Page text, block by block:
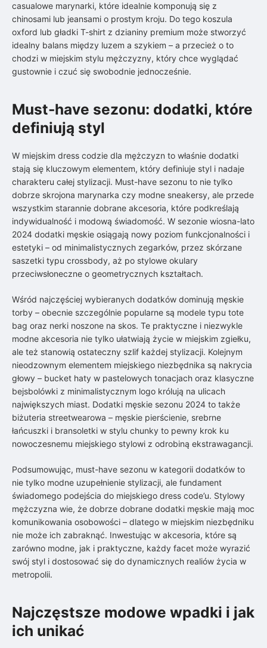
casualowe marynarki, które idealnie komponują się z
chinosami lub jeansami o prostym kroju. Do tego koszula
oxford lub gładki T-shirt z dzianiny premium może stworzyć
idealny balans między luzem a szykiem – a przecież o to
chodzi w miejskim stylu mężczyzny, który chce wyglądać
gustownie i czuć się swobodnie jednocześnie.
Must-have sezonu: dodatki, które
definiują styl
W miejskim dress codzie dla mężczyzn to właśnie dodatki
stają się kluczowym elementem, który definiuje styl i nadaje
charakteru całej stylizacji. Must-have sezonu to nie tylko
dobrze skrojona marynarka czy modne sneakersy, ale przede
wszystkim starannie dobrane akcesoria, które podkreślają
indywidualność i modową świadomość. W sezonie wiosna-lato
2024 dodatki męskie osiągają nowy poziom funkcjonalności i
estetyki – od minimalistycznych zegarków, przez skórzane
saszetki typu crossbody, aż po stylowe okulary
przeciwsłoneczne o geometrycznych kształtach.
Wśród najczęściej wybieranych dodatków dominują męskie
torby – obecnie szczególnie popularne są modele typu tote
bag oraz nerki noszone na skos. Te praktyczne i niezwykle
modne akcesoria nie tylko ułatwiają życie w miejskim zgiełku,
ale też stanowią ostateczny szlif każdej stylizacji. Kolejnym
nieodzownym elementem miejskiego niezbędnika są nakrycia
głowy – bucket haty w pastelowych tonacjach oraz klasyczne
bejsbolówki z minimalistycznym logo królują na ulicach
największych miast. Dodatki męskie sezonu 2024 to także
biżuteria streetwearowa – męskie pierścienie, srebrne
łańcuszki i bransoletki w stylu chunky to pewny krok ku
nowoczesnemu miejskiego stylowi z odrobiną ekstrawagancji.
Podsumowując, must-have sezonu w kategorii dodatków to
nie tylko modne uzupełnienie stylizacji, ale fundament
świadomego podejścia do miejskiego dress code’u. Stylowy
mężczyzna wie, że dobrze dobrane dodatki męskie mają moc
komunikowania osobowości – dlatego w miejskim niezbędniku
nie może ich zabraknąć. Inwestując w akcesoria, które są
zarówno modne, jak i praktyczne, każdy facet może wyrazić
swój styl i dostosować się do dynamicznych realiów życia w
metropolii.
Najczęstsze modowe wpadki i jak
ich unikać